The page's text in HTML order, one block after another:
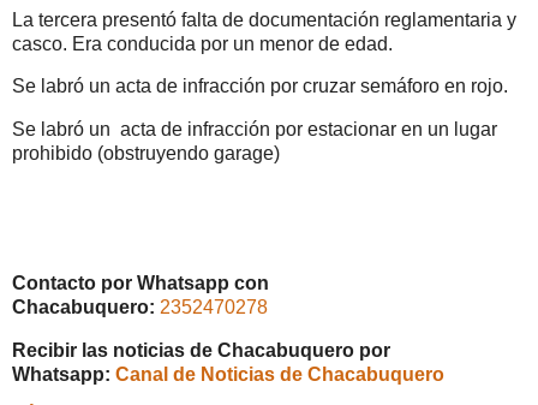
La tercera presentó falta de documentación reglamentaria y
casco. Era conducida por un menor de edad.
Se labró un acta de infracción por cruzar semáforo en rojo.
Se labró un acta de infracción por estacionar en un lugar
prohibido (obstruyendo garage)
Contacto por Whatsapp con
Chacabuquero: 2352470278
Recibir las noticias de Chacabuquero por
Whatsapp: Canal de Noticias de Chacabuquero